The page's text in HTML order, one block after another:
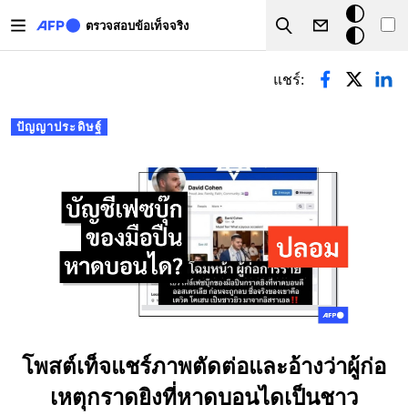
ตรวจสอบข้อเท็จจริง
Search
โหมด
มืด
Primary tabs
ปัญญาประดิษฐ์
แชร์:
โพสต์เท็จแชร์ภาพตัดต่อและอ้างว่าผู้ก่อ
เหตุกราดยิงที่หาดบอนไดเป็นชาว